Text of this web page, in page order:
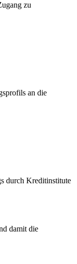
zu
an die
durch Kreditinstitute
damit die